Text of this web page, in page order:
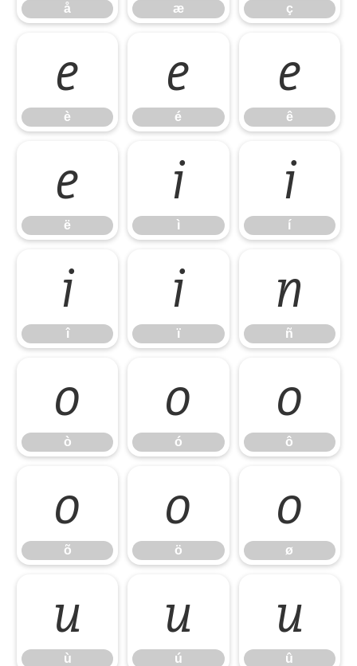
å æ ç
è
è
é
é
ê
ê
ë
ë
ì
ì
í
í
î
î
ï
ï
ñ
ñ
ò
ò
ó
ó
ô
ô
õ
õ
ö
ö
ø
ø
ù
ù
ú
ú
û
û